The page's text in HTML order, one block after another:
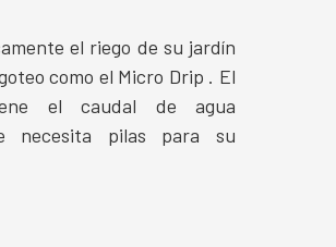
el riego de su jardín
como el Micro Drip . El
el caudal de agua
necesita pilas para su